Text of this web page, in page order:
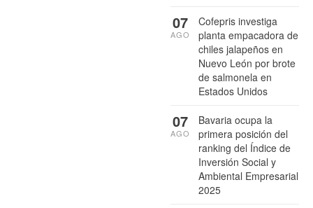
Cofepris investiga
planta empacadora de
chiles jalapeños en
Nuevo León por brote
de salmonela en
Estados Unidos
07
AGO
Bavaria ocupa la
primera posición del
ranking del Índice de
Inversión Social y
Ambiental Empresarial
2025
07
AGO